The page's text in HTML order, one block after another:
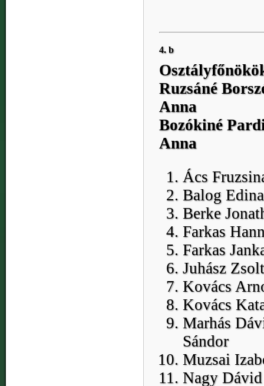
4. b
Ruzsáné
Anna
Bozókiné
Anna
Ács
Balog Edina
Berke
Farkas
Farkas
Juhász Zsolt
Kovács
Kovács
Marhás
Sándor
Muzsai
Nagy Dávid